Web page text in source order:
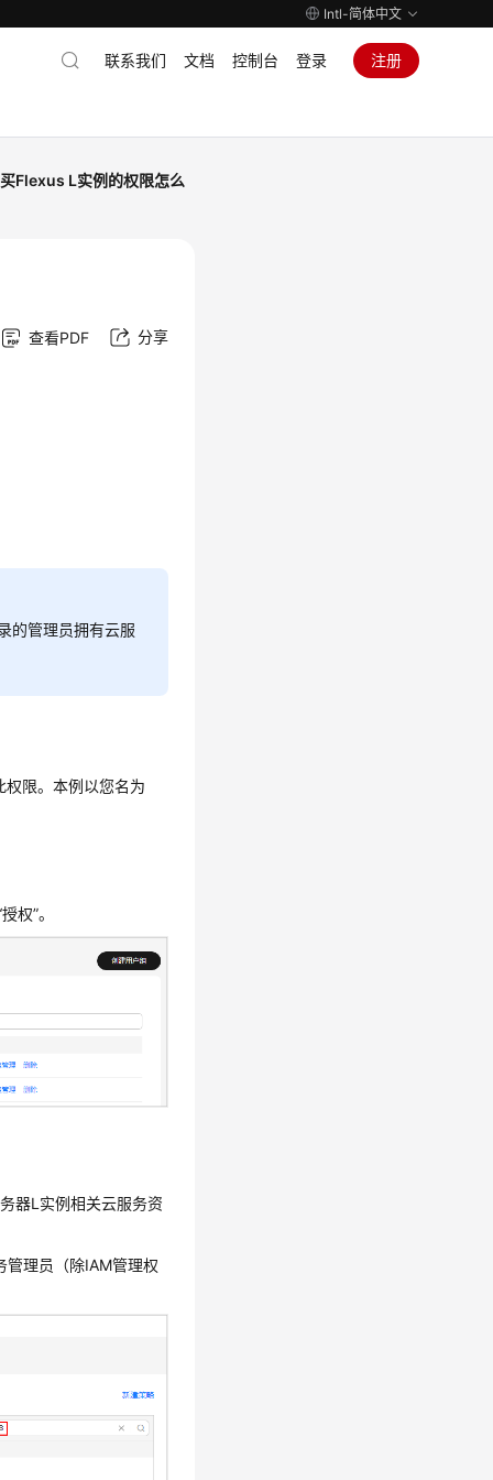
Intl-简体中文
联系我们 文档 控制台 登录 注册
Flexus L实例的权限怎么
查看PDF 分享
的管理员拥有云服
限。本例以您名为
权”。
器L实例相关云服务资
理员（除IAM管理权